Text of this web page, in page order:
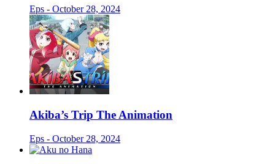
Eps - October 28, 2024
Akiba’s Trip The Animation
Eps - October 28, 2024